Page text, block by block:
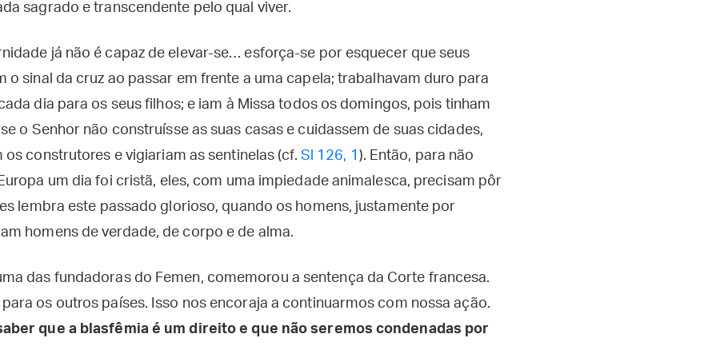
sagrado e transcendente pelo qual viver.
já não é capaz de elevar-se… esforça-se por esquecer que seus
o sinal da cruz ao passar em frente a uma capela; trabalhavam duro para
dia para os seus filhos; e iam à Missa todos os domingos, pois tinham
o Senhor não construísse as suas casas e cuidassem de suas cidades,
os construtores e vigiariam as sentinelas (cf. Sl 126, 1 ). Então, para não
um dia foi cristã, eles, com uma impiedade animalesca, precisam pôr
lembra este passado glorioso, quando os homens, justamente por
homens de verdade, de corpo e de alma.
das fundadoras do Femen, comemorou a sentença da Corte francesa.
para os outros países. Isso nos encoraja a continuarmos com nossa ação.
que a blasfêmia é um direito e que não seremos condenadas por